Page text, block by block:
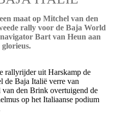
maat op Mitchel van den
rally voor de Baja World
Bart van Heun aan
glorieus.
rallyrijder uit Harskamp de
de Baja Italië verre van
den Brink overtuigend de
op het Italiaanse podium